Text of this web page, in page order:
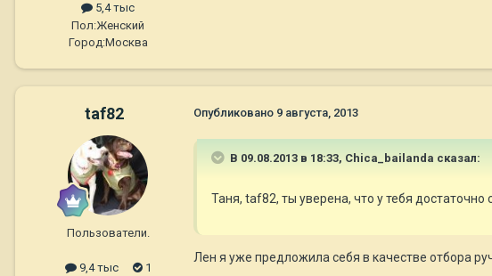
5,4 тыс
Пол:Женский
Город:Москва
taf82
Пользователи.
9,4 тыс
1
Опубликовано 9 августа, 2013
В 09.08.2013 в 18:33, Chica_bailanda сказал:
Таня, taf82, ты уверена, что у тебя
Лен я уже предложила себя в качестве отбора